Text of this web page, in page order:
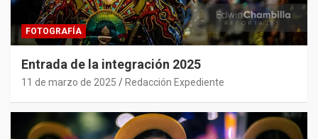
FOTOGRAFÍA
Entrada de la integración 2025
11 de marzo de 2025 Redacción Expediente